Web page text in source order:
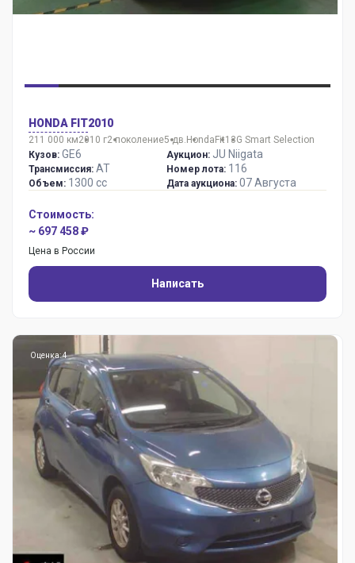
HONDA FIT2010
211 000 км2010 г2 поколение5 дв. HondaFit13G Smart Selection
Кузов: GE6
Трансмиссия: AT
Объем: 1300 сс
Аукцион: JU Niigata
Номер лота: 116
Дата аукциона: 07 Августа
Стоимость:
~ 697 458 ₽
Цена в России
Написать
Оценка: 4